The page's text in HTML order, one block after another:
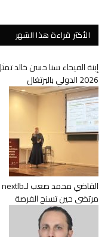
الأكثر قراءة هذا الشهر
2026 الدولي بالبرتغال
مرتضى حين تسنح الفرصة